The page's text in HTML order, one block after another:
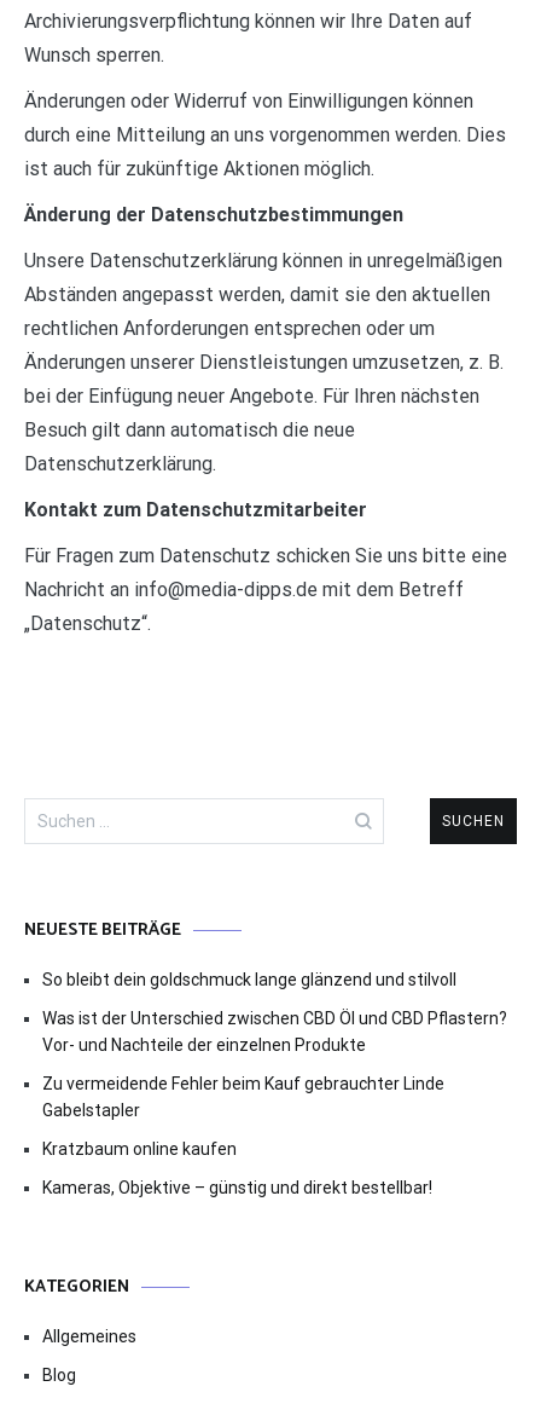
Archivierungsverpflichtung können wir Ihre Daten auf
Wunsch sperren.
Änderungen oder Widerruf von Einwilligungen können
durch eine Mitteilung an uns vorgenommen werden. Dies
ist auch für zukünftige Aktionen möglich.
Änderung der Datenschutzbestimmungen
Unsere Datenschutzerklärung können in unregelmäßigen
Abständen angepasst werden, damit sie den aktuellen
rechtlichen Anforderungen entsprechen oder um
Änderungen unserer Dienstleistungen umzusetzen, z. B.
bei der Einfügung neuer Angebote. Für Ihren nächsten
Besuch gilt dann automatisch die neue
Datenschutzerklärung.
Kontakt zum Datenschutzmitarbeiter
Für Fragen zum Datenschutz schicken Sie uns bitte eine
Nachricht an info@media-dipps.de mit dem Betreff
„Datenschutz“.
Suchen
nach:
NEUESTE BEITRÄGE
So bleibt dein goldschmuck lange glänzend und stilvoll
Was ist der Unterschied zwischen CBD Öl und CBD Pflastern?
Vor- und Nachteile der einzelnen Produkte
Zu vermeidende Fehler beim Kauf gebrauchter Linde
Gabelstapler
Kratzbaum online kaufen
Kameras, Objektive – günstig und direkt bestellbar!
KATEGORIEN
Allgemeines
Blog